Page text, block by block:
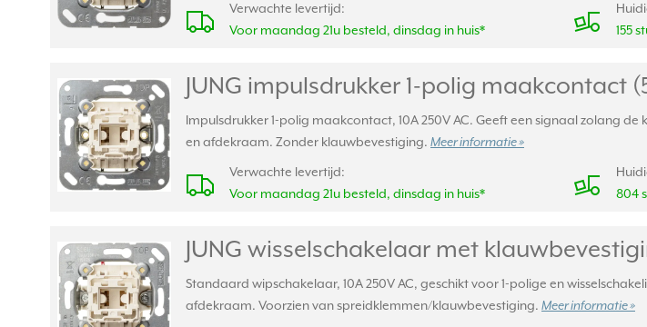
Verwachte levertijd:
Voor maandag 21u besteld, dinsdag in huis*
155
JUNG impulsdrukker 1-polig maakcontact
Impulsdrukker 1-polig maakcontact, 10A 250V AC. Geeft een signaal zolang
en afdekraam. Zonder klauwbevestiging. Meer informatie »
Verwachte levertijd:
Voor maandag 21u besteld, dinsdag in huis*
804
JUNG wisselschakelaar met
Standaard wipschakelaar, 10A 250V AC, geschikt voor 1-polige en
afdekraam. Voorzien van spreidklemmen/klauwbevestiging. Meer informatie »